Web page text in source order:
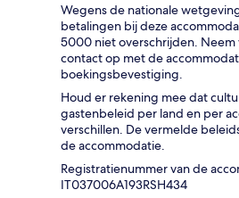
Wegens de nationale
betalingen bij deze
5000 niet overschrijden.
contact op met de
boekingsbevestiging.
Houd er rekening mee dat
gastenbeleid per land en per
verschillen. De vermelde
de accommodatie.
Registratienummer van de
IT037006A193RSH434